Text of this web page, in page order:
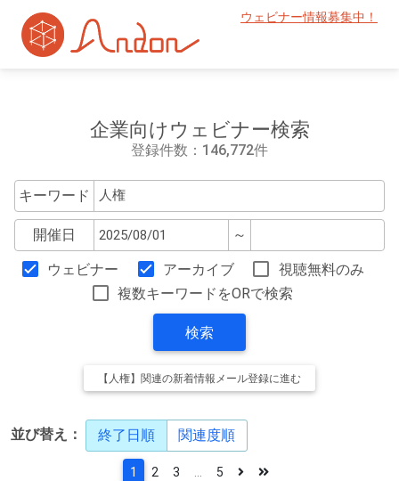
ウェビナー情報募集中！
企業向けウェビナー検索
登録件数：146,772件
キーワード
開催日 ～
ウェビナー アーカイブ
視聴無料のみ
複数キーワードをORで検索
検索
【人権】関連の新着情報メール登録に進む
並び替え： 終了日順 関連度順
1 2 3 5